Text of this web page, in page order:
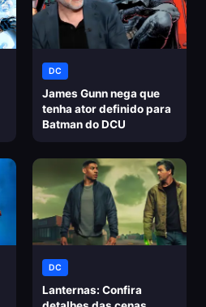
DC
James Gunn nega que
tenha ator definido para
Batman do DCU
DC
Lanternas: Confira